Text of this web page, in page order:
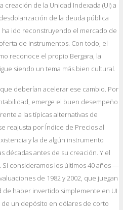
creación de la Unidad Indexada (UI) a
de la deuda pública
ha ido reconstruyendo el mercado de
de instrumentos. Con todo, el
reconoce el propio Bergara, la
siendo un tema más bien cultural.
deberían acelerar ese cambio. Por
emerge el buen desempeño
a las típicas alternativas de
reajusta por Índice de Precios al
y la de algún instrumento
décadas antes de su creación. Y el
consideramos los últimos 40 años —
de 1982 y 2002, que juegan
haber invertido simplemente en UI
un depósito en dólares de corto